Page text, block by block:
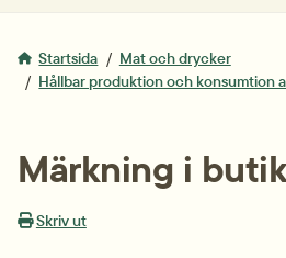
Startsida
Mat och drycker
Hållbar produktion och konsumtion
Märkning i butik
Skriv ut